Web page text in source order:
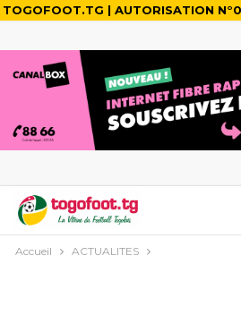
TOGOFOOT.TG | AUTORISATION
Accueil ACTUALITES